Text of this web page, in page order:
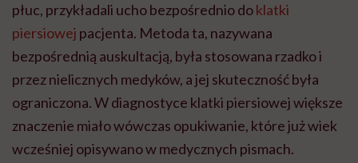
płuc, przykładali ucho bezpośrednio doklatki
piersiowej pacjenta. Metoda ta, nazywana
bezpośrednią auskultacją, była stosowana rzadko i
przez nielicznych medyków, a jej skuteczność była
ograniczona. W diagnostyce klatki piersiowej większe
znaczenie miało wówczas opukiwanie, które już wiek
wcześniej opisywano w medycznych pismach.